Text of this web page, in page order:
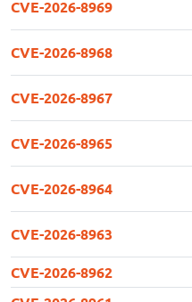
CVE-2026-8969
CVE-2026-8968
CVE-2026-8967
CVE-2026-8965
CVE-2026-8964
CVE-2026-8963
CVE-2026-8962